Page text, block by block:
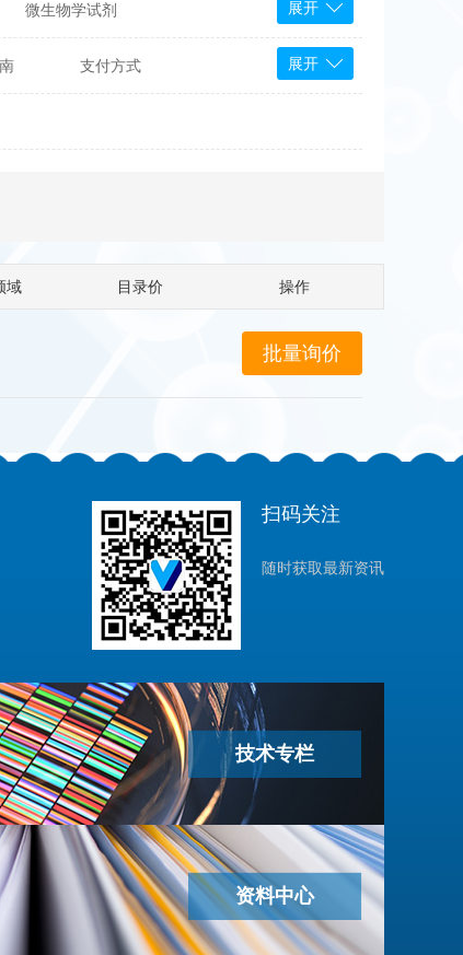
Bioassay Systems
Sunrise Science
微生物学试剂 展开
支付方式 展开
域 目录价 操作
扫码关注
随时获取最新资讯
技术专栏
资料中心